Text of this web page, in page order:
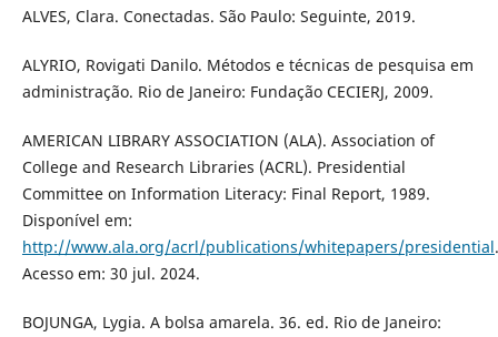
ALVES, Clara. Conectadas. São Paulo: Seguinte, 2019.
ALYRIO, Rovigati Danilo. Métodos e técnicas de pesquisa em
administração. Rio de Janeiro: Fundação CECIERJ, 2009.
AMERICAN LIBRARY ASSOCIATION (ALA). Association of
College and Research Libraries (ACRL). Presidential
Committee on Information Literacy: Final Report, 1989.
Disponível em:
http://www.ala.org/acrl/publications/whitepapers/presidential.
Acesso em: 30 jul. 2024.
BOJUNGA, Lygia. A bolsa amarela. 36. ed. Rio de Janeiro: